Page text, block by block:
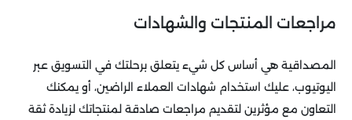
مراجعات المنتجات والشهادات
المصداقية هي أساس كل شيء يتعلق برحلتك في التسويق عبر
اليوتيوب، عليك استخدام شهادات العملاء الراضين، أو يمكنك
التعاون مع مؤثرين لتقديم مراجعات صادقة لمنتجاتك لزيادة ثقة